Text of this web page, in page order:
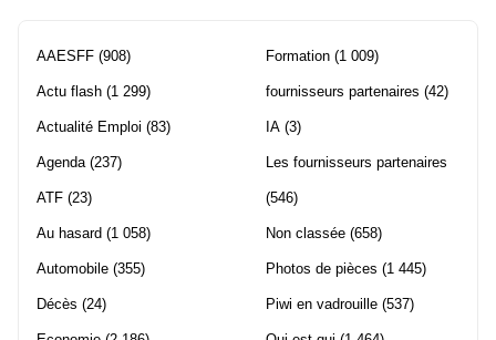
AAESFF (908)
Actu flash (1 299)
Actualité Emploi (83)
Agenda (237)
ATF (23)
Au hasard (1 058)
Automobile (355)
Décès (24)
Formation (1 009)
fournisseurs partenaires (42)
IA (3)
Les fournisseurs partenaires
(546)
Non classée (658)
Photos de pièces (1 445)
Piwi en vadrouille (537)